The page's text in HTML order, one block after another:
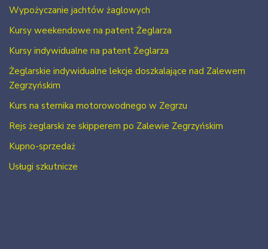
Wypożyczanie jachtów żaglowych
Kursy weekendowe na patent Żeglarza
Kursy indywidualne na patent Żeglarza
Żeglarskie indywidualne lekcje doszkalające nad Zalewem
Zegrzyńskim
Kurs na sternika motorowodnego w Zegrzu
Rejs żeglarski ze skipperem po Zalewie Zegrzyńskim
Kupno-sprzedaż
Usługi szkutnicze